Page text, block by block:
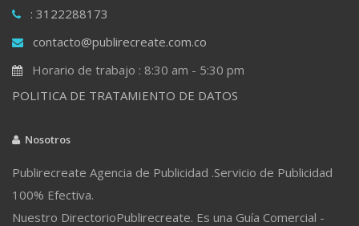
: 3122288173
contacto@publirecreate.com.co
Horario de trabajo : 8:30 am - 5:30 pm
POLITICA DE TRATAMIENTO DE DATOS
Nosotros
Publirecreate Agencia de Publicidad .Servicio de Publicidad
100% Efectiva.
Nuestro DirectorioPublirecreate. Es una Guía Comercial -